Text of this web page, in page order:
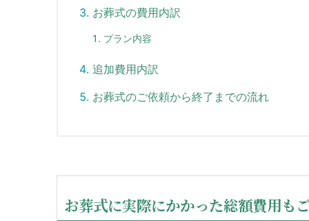
お葬式の費用内訳
プラン内容
追加費用内訳
お葬式のご依頼から終了までの流れ
お葬式に実際にかかった総額費用も